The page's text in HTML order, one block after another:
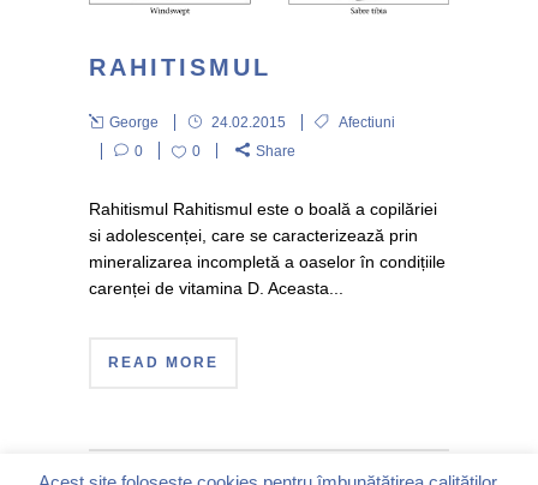
RAHITISMUL
George 24.02.2015
Afectiuni
0
0 Share
Rahitismul Rahitismul este o boală a copilăriei
si adolescenței, care se caracterizează prin
mineralizarea incompletă a oaselor în condițiile
carenței de vitamina D. Aceasta...
READ MORE